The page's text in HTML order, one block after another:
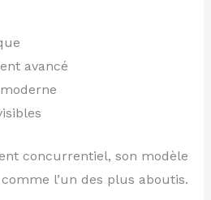
avancé
concurrentiel, son modèle
l’un des plus aboutis.